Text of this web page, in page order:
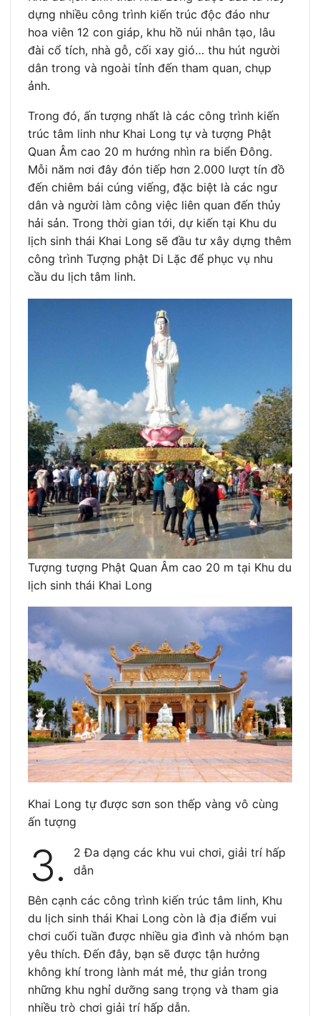
dựng nhiều công trình kiến trúc độc đáo như
hoa viên 12 con giáp, khu hồ núi nhân tạo, lâu
đài cổ tích, nhà gỗ, cối xay gió… thu hút người
dân trong và ngoài tỉnh đến tham quan, chụp
ảnh.
Trong đó, ấn tượng nhất là các công trình kiến
trúc tâm linh như Khai Long tự và tượng Phật
Quan Âm cao 20 m hướng nhìn ra biển Đông.
Mỗi năm nơi đây đón tiếp hơn 2.000 lượt tín đồ
đến chiêm bái cúng viếng, đặc biệt là các ngư
dân và người làm công việc liên quan đến thủy
hải sản. Trong thời gian tới, dự kiến tại Khu du
lịch sinh thái Khai Long sẽ đầu tư xây dựng thêm
công trình Tượng phật Di Lặc để phục vụ nhu
cầu du lịch tâm linh.
Tượng tượng Phật Quan Âm cao 20 m tại Khu du
lịch sinh thái Khai Long
Khai Long tự được sơn son thếp vàng vô cùng
ấn tượng
3.
2 Đa dạng các khu vui chơi, giải trí hấp
dẫn
Bên cạnh các công trình kiến trúc tâm linh, Khu
du lịch sinh thái Khai Long còn là địa điểm vui
chơi cuối tuần được nhiều gia đình và nhóm bạn
yêu thích. Đến đây, bạn sẽ được tận hưởng
không khí trong lành mát mẻ, thư giản trong
những khu nghỉ dưỡng sang trọng và tham gia
nhiều trò chơi giải trí hấp dẫn.